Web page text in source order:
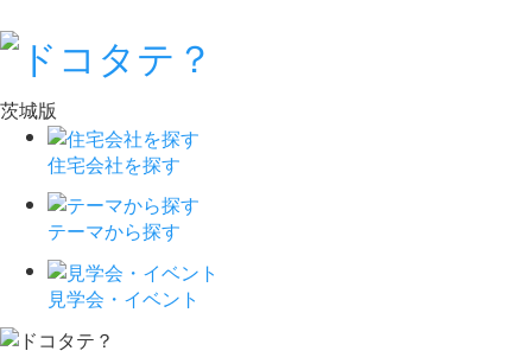
茨城版
住宅会社を探す
テーマから探す
見学会・イベント